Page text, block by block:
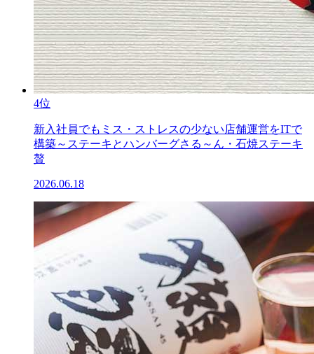
4位
新入社員でもミス・ストレスの少ない店舗運営をITで
構築～ステーキとハンバーグさる～ん・石焼ステーキ
贅
2026.06.18